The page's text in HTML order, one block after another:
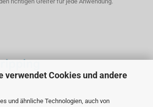
verwendet Cookies und andere
und ähnliche Technologien, auch von